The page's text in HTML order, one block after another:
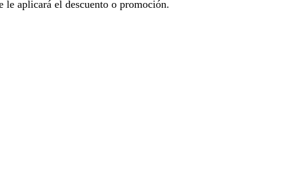
le aplicará el descuento o promoción.